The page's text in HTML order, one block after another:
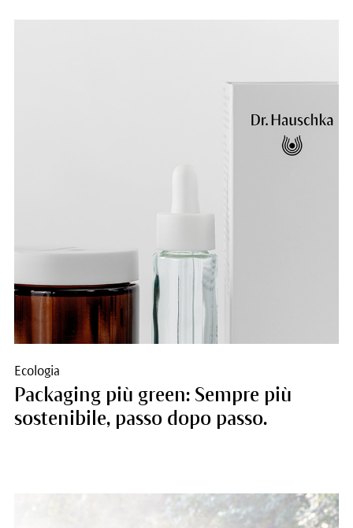
Ecologia
Packaging più green: Sempre più
sostenibile, passo dopo passo.